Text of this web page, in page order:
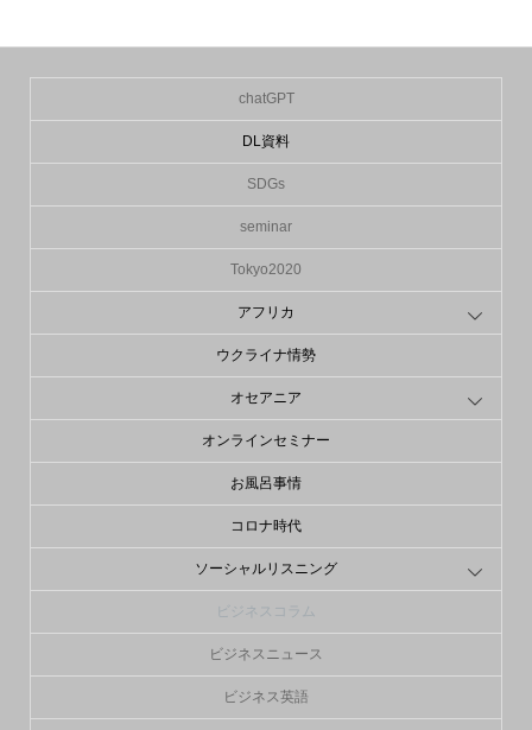
chatGPT
DL資料
SDGs
seminar
Tokyo2020
アフリカ
ウクライナ情勢
オセアニア
オンラインセミナー
お風呂事情
コロナ時代
ソーシャルリスニング
ビジネスコラム
ビジネスニュース
ビジネス英語